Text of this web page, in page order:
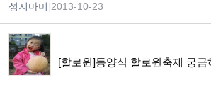
성지마미 2013-10-23
[할로윈]동양식 할로윈축제 궁금